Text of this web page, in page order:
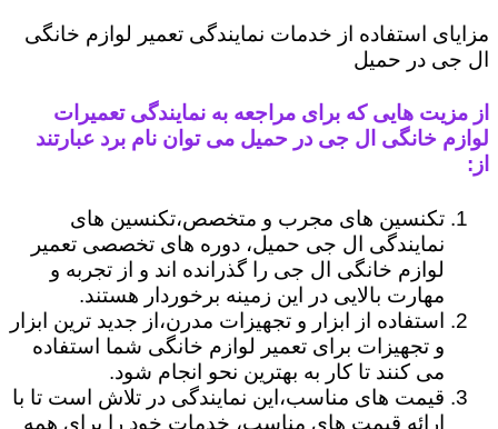
مزایای استفاده از خدمات نمایندگی تعمیر لوازم خانگی
ال جی در حمیل
از مزیت هایی که برای مراجعه به نمایندگی تعمیرات
لوازم خانگی ال جی در حمیل می توان نام برد عبارتند
از:
تکنسین های مجرب و متخصص،تکنسین های
نمایندگی ال جی حمیل، دوره های تخصصی تعمیر
لوازم خانگی ال جی را گذرانده اند و از تجربه و
مهارت بالایی در این زمینه برخوردار هستند.
استفاده از ابزار و تجهیزات مدرن،از جدید ترین ابزار
و تجهیزات برای تعمیر لوازم خانگی شما استفاده
می کنند تا کار به بهترین نحو انجام شود.
قیمت های مناسب،این نمایندگی در تلاش است تا با
ارائه قیمت های مناسب، خدمات خود را برای همه